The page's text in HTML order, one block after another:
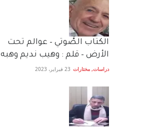
الكتاب الصَّوتي – عوالم تحت
الأرض – قلم : وهيب نديم وهبه
دراسات, مختارات 23 فبراير، 2023